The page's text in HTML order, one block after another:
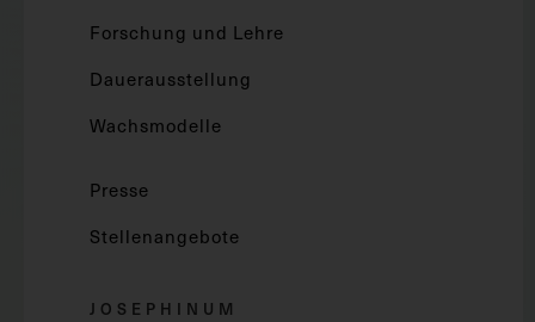
Forschung und Lehre
Dauerausstellung
Wachsmodelle
Presse
Stellenangebote
JOSEPHINUM